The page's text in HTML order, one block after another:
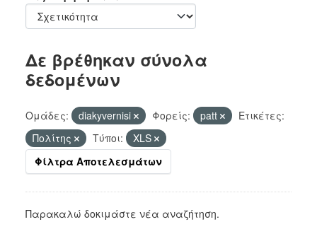
Δε βρέθηκαν σύνολα
δεδομένων
Ομάδες: diakyvernisi Φορείς: patt
Ετικέτες:
Πολίτης
Τύποι:
XLS
Φίλτρα Αποτελεσμάτων
Παρακαλώ δοκιμάστε νέα αναζήτηση.